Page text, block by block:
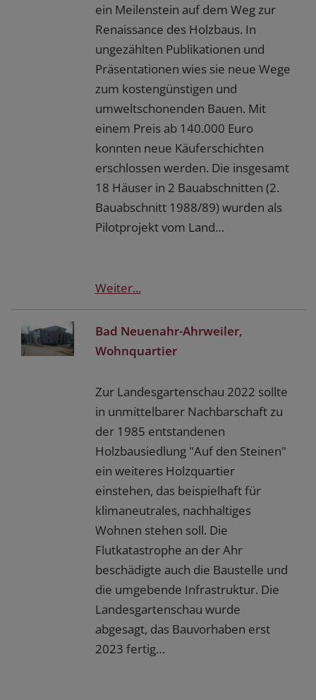
ein Meilenstein auf dem Weg zur
Renaissance des Holzbaus. In
ungezählten Publikationen und
Präsentationen wies sie neue Wege
zum kostengünstigen und
umweltschonenden Bauen. Mit
einem Preis ab 140.000 Euro
konnten neue Käuferschichten
erschlossen werden. Die insgesamt
18 Häuser in 2 Bauabschnitten (2.
Bauabschnitt 1988/89) wurden als
Pilotprojekt vom Land…
Weiter...
Bad Neuenahr-Ahrweiler,
Wohnquartier
Zur Landesgartenschau 2022 sollte
in unmittelbarer Nachbarschaft zu
der 1985 entstandenen
Holzbausiedlung "Auf den Steinen"
ein weiteres Holzquartier
einstehen, das beispielhaft für
klimaneutrales, nachhaltiges
Wohnen stehen soll. Die
Flutkatastrophe an der Ahr
beschädigte auch die Baustelle und
die umgebende Infrastruktur. Die
Landesgartenschau wurde
abgesagt, das Bauvorhaben erst
2023 fertig…